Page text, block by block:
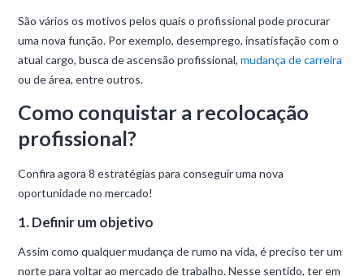
São vários os motivos pelos quais o profissional pode procurar
uma nova função. Por exemplo, desemprego, insatisfação com o
atual cargo, busca de ascensão profissional,mudança de carreira
ou de área, entre outros.
Como conquistar a recolocação
profissional?
Confira agora 8 estratégias para conseguir uma nova
oportunidade no mercado!
1. Definir um objetivo
Assim como qualquer mudança de rumo na vida, é preciso ter um
norte para voltar ao mercado de trabalho. Nesse sentido, ter em